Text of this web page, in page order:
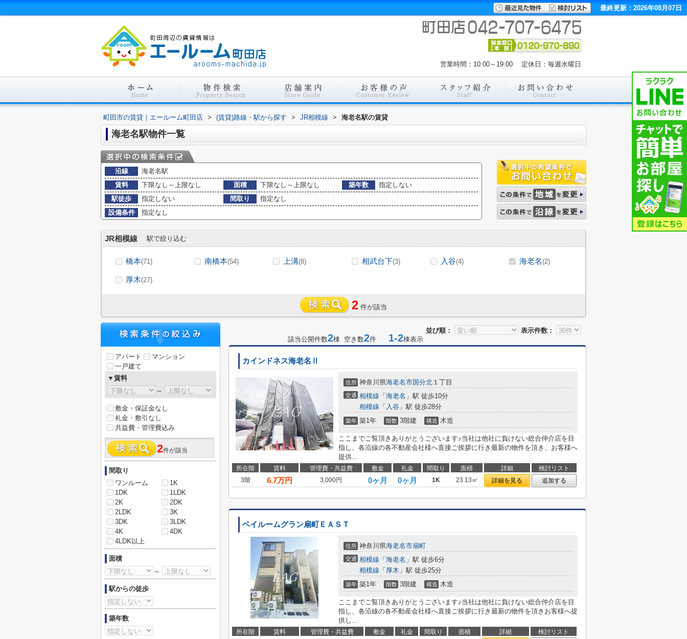
最終更新：2026年08月07日
営業時間：10:00～19:00 定休日：毎週水曜日
町田市の賃貸｜エールーム町田店 > (賃貸)路線・駅から探す > JR相模線 > 海老名駅の賃貸
海老名駅物件一覧
沿線
海老名駅
賃料
下限なし～上限なし 面積 下限なし～上限なし 築年数
指定しない
駅徒歩
指定しない 間取り
指定なし
設備条件
指定なし
JR相模線 駅で絞り込む
橋本(71) 南橋本(54) 上溝(8) 相武台下(3) 入谷(4) 海老名(2)
厚木(27)
2 件が該当
並び順：
表示件数：
該当公開件数2棟 空き数2件 1-2棟表示
カインドネス海老名Ⅱ
住所 神奈川県海老名市国分北 １丁目
交通 相模線 「 海老名 」駅 徒歩10分
相模線 「 入谷 」駅 徒歩28分
築年 築1年 階数 3階建 構造 木造
ここまでご覧頂きありがとうございます♪当社は他社に負けない総合仲介店を目
指し、各沿線の各不動産会社様へ直接ご挨拶に行き最新の物件を頂き、お客様へ
提供...
所在階 賃料 管理費・共益費 敷金 礼金 間取り 面積 詳細
検討リスト
3階
6.7万円 3,000円 0ヶ月 0ヶ月 1K 23.13㎡ 詳細を見る 追加する
ベイルームグラン扇町ＥＡＳＴ
住所 神奈川県海老名市扇町
交通 相模線 「 海老名 」駅 徒歩6分
相模線 「 厚木 」駅 徒歩25分
築年 築1年 階数 3階建 構造 木造
ここまでご覧頂きありがとうございます♪当社は他社に負けない総合仲介店を目
指し、各沿線の各不動産会社様へ直接ご挨拶に行き最新の物件を頂きお客様へ提
供し...
所在階 賃料 管理費・共益費 敷金 礼金 間取り 面積 詳細
検討リスト
アパート
マンション
一戸建て
▼賃料
～
敷金・保証金なし
礼金・敷引なし
共益費・管理費込み
2件が該当
間取り
ワンルーム
1K
1DK
1LDK
2K
2DK
2LDK
3K
3DK
3LDK
4K
4DK
4LDK以上
面積
～
駅からの徒歩
築年数